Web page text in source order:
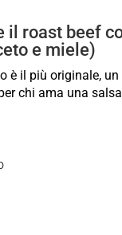
il roast beef
e miele)
è il più originale,
chi ama una